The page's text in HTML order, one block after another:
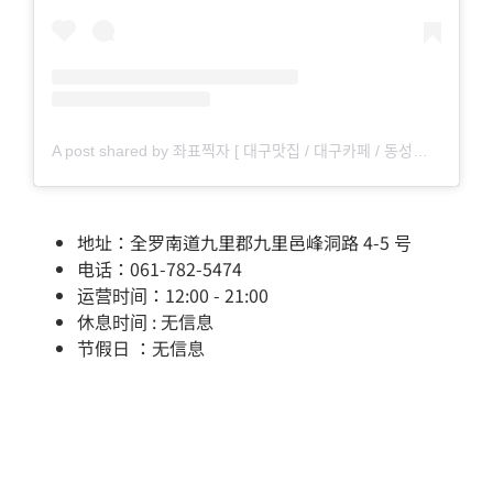
地址：全罗南道九里郡九里邑峰洞路 4-5 号
电话：061-782-5474
运营时间：12:00 - 21:00
休息时间 : 无信息
节假日 ：无信息